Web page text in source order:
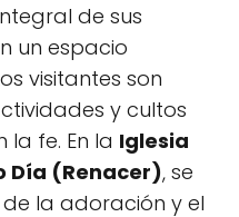
de sus
un espacio
visitantes son
y cultos
fe. En la Iglesia
Día (Renacer), se
la adoración y el